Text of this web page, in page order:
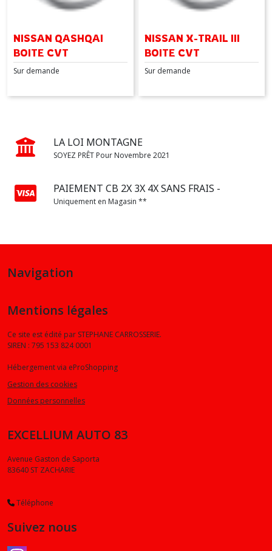
NISSAN QASHQAI
BOITE CVT
Sur demande
NISSAN X-TRAIL III
BOITE CVT
Sur demande
LA LOI MONTAGNE
SOYEZ PRÊT Pour Novembre 2021
PAIEMENT CB 2X 3X 4X SANS FRAIS -
Uniquement en Magasin **
Navigation
Mentions légales
Ce site est édité par STEPHANE CARROSSERIE.
SIREN : 795 153 824 0001
Hébergement via eProShopping
Gestion des cookies
Données personnelles
EXCELLIUM AUTO 83
Avenue Gaston de Saporta
83640 ST ZACHARIE
Téléphone
Suivez nous